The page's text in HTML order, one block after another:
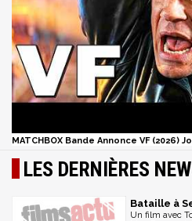
MATCHBOX Bande Annonce VF (2026)
LES DERNIÈRES
Bataille à
Un film avec